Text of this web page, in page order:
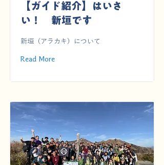
【ガイド紹介】はいさ
い！ 新垣です
新垣（アラカキ）について
Read More